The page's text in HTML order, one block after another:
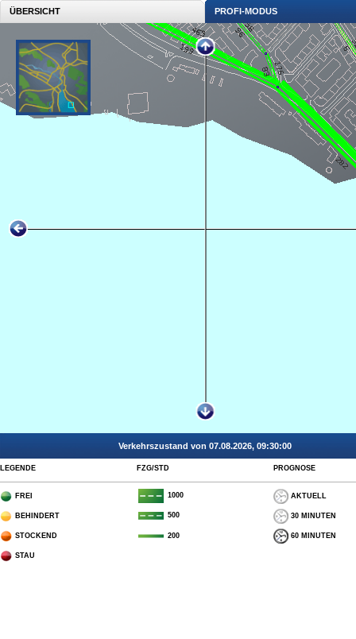
ÜBERSICHT PROFI-MODUS
Verkehrszustand von 07.08.2026, 09:30:00
LEGENDE FZG/STD PROGNOSE
FREI 1000 AKTUELL
BEHINDERT 500 30 MINUTEN
STOCKEND 200 60 MINUTEN
STAU